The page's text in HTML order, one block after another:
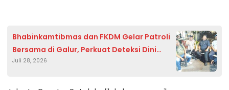
Bhabinkamtibmas dan FKDM Gelar Patroli
Bersama di Galur, Perkuat Deteksi Dini
Gangguan Kamtibmas
Juli 28, 2026